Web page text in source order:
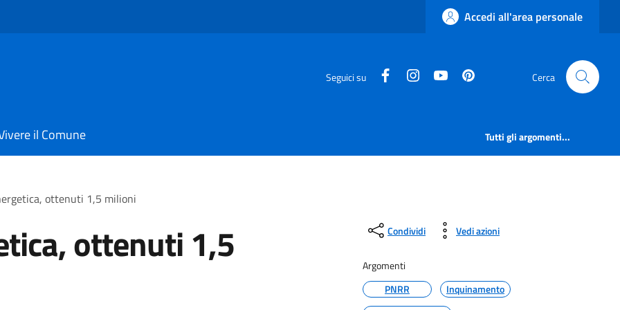
Accedi all'area personale
Seguici su facebookinstagramcanale youtube Cerca
il Comune Tutti gli argomenti...
ottenuti 1,5 milioni
ottenuti 1,5 Condividi Vedi azioni
Argomenti
PNRR
Inquinamento